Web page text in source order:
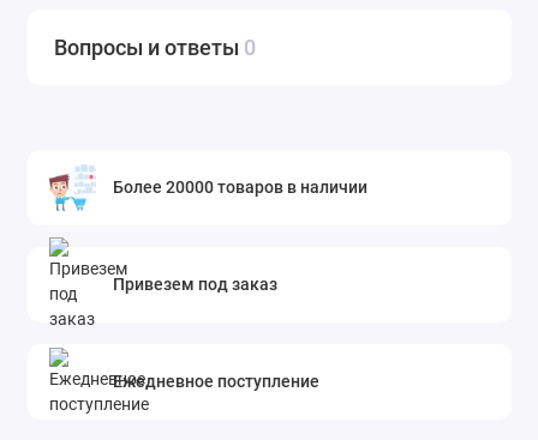
Вопросы и ответы 0
Более 20000 товаров в наличии
Привезем под заказ
Ежедневное поступление